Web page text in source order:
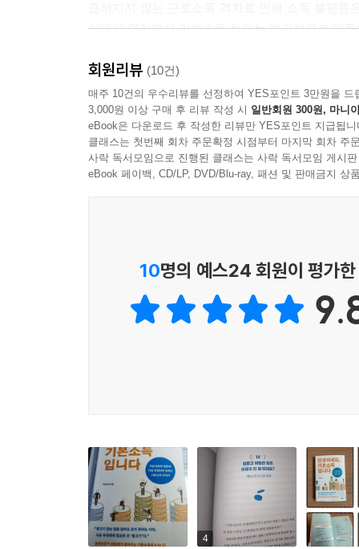
시대가 열리면서 기본소득 논의는 본격적으로 대
『안녕하세요, 기본소득입니다』는 현재 뜨겁
기본소득을 둘러싼 첨예한 질문들을 다루며 오
살펴볼 수 있다.
다음세대 정책실험실 LAB2050의 대표이자 경제
절반은 월급 없이 살아야 한다’는 충격적인 전망
사례로 이해하는 기본소득의 기본 개념
기본소득의 기본 개념들은 기본소득 운동의 오랜
성체가 될 때까지 스스로 잘 자라는 특성이 있다.
나오는 곳으로 여기고 해삼 어장의 수익을 모든
덕분에 장고도는 다른 섬에 비해 소득 격차가 줄
효과를 누리고 있다. 우리나라에서 실제 이루어지
회원리뷰 (10건)
매주 10건의 우수리뷰를 선정하여 YES포인트 3만원을 드
3,000원 이상 구매 후 리뷰 작성 시 일반회원 300원, 마니
eBook은 다운로드 후 작성한 리뷰만 YES포인트 지급됩니
클래스는 첫번째 회차 주문확정 시점부터 마지막 회차 주
사락 독서모임으로 진행된 클래스는 사락 독서모임 게시
eBook 페이백, CD/LP, DVD/Blu-ray, 패션 및 판매금지 상
10명의 예스24 회원이 평가
4